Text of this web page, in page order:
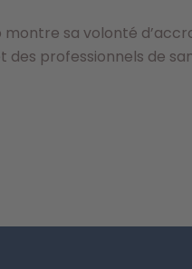
sa volonté
professionnels de